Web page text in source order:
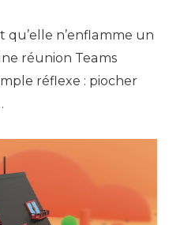
qu’elle n’enflamme un
réunion Teams
réflexe : piocher